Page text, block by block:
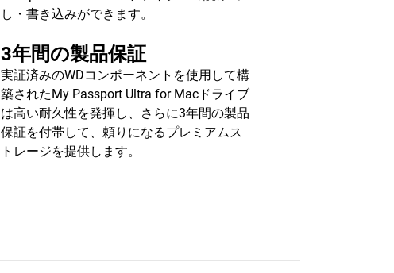
し・書き込みができます。
3年間の製品保証
実証済みのWDコンポーネントを使用して構
築されたMy Passport Ultra for Macドライブ
は高い耐久性を発揮し、さらに3年間の製品
保証を付帯して、頼りになるプレミアムス
トレージを提供します。